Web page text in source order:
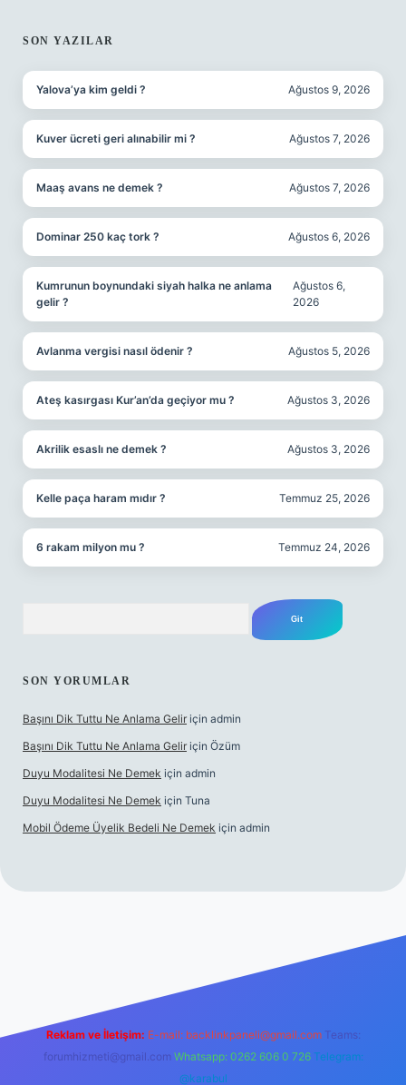
SON YAZILAR
Yalova’ya kim geldi ? Ağustos 9, 2026
Kuver ücreti geri alınabilir mi ? Ağustos 7, 2026
Maaş avans ne demek ? Ağustos 7, 2026
Dominar 250 kaç tork ? Ağustos 6, 2026
Kumrunun boynundaki siyah halka ne anlama
gelir ?
Ağustos 6,
2026
Avlanma vergisi nasıl ödenir ? Ağustos 5, 2026
Ateş kasırgası Kur’an’da geçiyor mu ? Ağustos 3, 2026
Akrilik esaslı ne demek ? Ağustos 3, 2026
Kelle paça haram mıdır ? Temmuz 25, 2026
6 rakam milyon mu ? Temmuz 24, 2026
SON YORUMLAR
Başını Dik Tuttu Ne Anlama Gelir için admin
Başını Dik Tuttu Ne Anlama Gelir için Özüm
Duyu Modalitesi Ne Demek için admin
Duyu Modalitesi Ne Demek için Tuna
Mobil Ödeme Üyelik Bedeli Ne Demek için admin
Reklam ve İletişim: E-mail: backlinkpaneli@gmail.com Teams:
forumhizmeti@gmail.com Whatsapp: 0262 606 0 726 Telegram:
@karabul